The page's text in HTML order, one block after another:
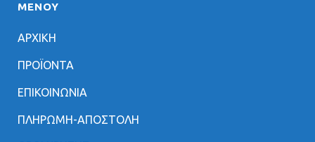
ΜΕΝΟΥ
ΑΡΧΙΚΗ
ΠΡΟΪΟΝΤΑ
ΕΠΙΚΟΙΝΩΝΙΑ
ΠΛΗΡΩΜΗ-ΑΠΟΣΤΟΛΗ